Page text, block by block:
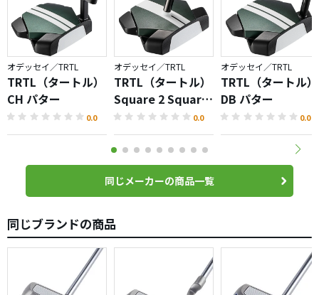
RXのインサートはWorksと同様なグルーブパターンです
が、金属部分がない分柔らかく感じます。
このインサートはより向上した摩擦力で早くボールを転す
ことができるとのこと。今年の夏が楽しみです。
オデッセイ／TRTL
TRTL（タートル）
CH パター
0.0
オデッセイ／TRTL
TRTL（タートル）
Square 2 Square
パター
0.0
オデッセイ／TRTL
TRTL（タートル）
DB パター
0.0
同じメーカーの商品一覧
同じブランドの商品